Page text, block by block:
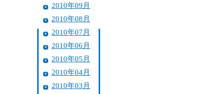
2010年09月
2010年08月
2010年07月
2010年06月
2010年05月
2010年04月
2010年03月